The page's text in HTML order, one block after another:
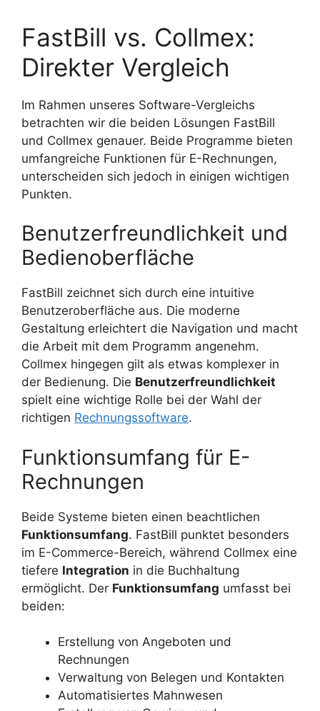
FastBill vs. Collmex:
Direkter Vergleich
Im Rahmen unseres Software-Vergleichs
betrachten wir die beiden Lösungen FastBill
und Collmex genauer. Beide Programme bieten
umfangreiche Funktionen für E-Rechnungen,
unterscheiden sich jedoch in einigen wichtigen
Punkten.
Benutzerfreundlichkeit und
Bedienoberfläche
FastBill zeichnet sich durch eine intuitive
Benutzeroberfläche aus. Die moderne
Gestaltung erleichtert die Navigation und macht
die Arbeit mit dem Programm angenehm.
Collmex hingegen gilt als etwas komplexer in
der Bedienung. Die Benutzerfreundlichkeit
spielt eine wichtige Rolle bei der Wahl der
richtigen Rechnungssoftware.
Funktionsumfang für E-
Rechnungen
Beide Systeme bieten einen beachtlichen
Funktionsumfang. FastBill punktet besonders
im E-Commerce-Bereich, während Collmex eine
tiefere Integration in die Buchhaltung
ermöglicht. Der Funktionsumfang umfasst bei
beiden:
Erstellung von Angeboten und
Rechnungen
Verwaltung von Belegen und Kontakten
Automatisiertes Mahnwesen